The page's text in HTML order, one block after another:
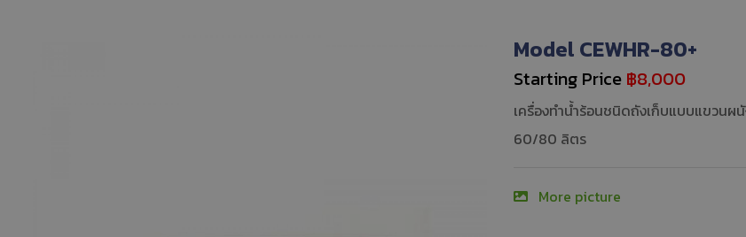
Model CEWHR-80+
Starting Price ฿8,000
เครื่องทำน้ำร้อนชนิดถังเก็บแบบแขวนผ
60/80 ลิตร
More picture